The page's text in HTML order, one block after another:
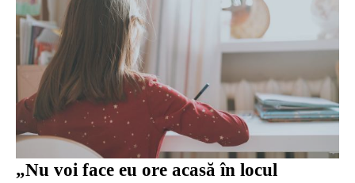
„Nu voi face eu ore acasă în locul